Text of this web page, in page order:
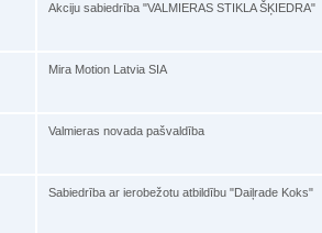
Akciju sabiedrība "VALMIERAS STIKLA ŠĶIEDRA"
Mira Motion Latvia SIA
Valmieras novada pašvaldība
Sabiedrība ar ierobežotu atbildību "Daiļrade Koks"